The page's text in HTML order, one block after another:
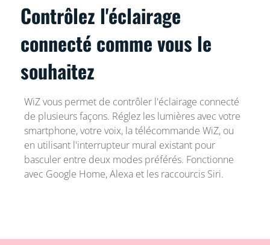
Contrôlez l'éclairage
connecté comme vous le
souhaitez
WiZ vous permet de contrôler l'éclairage connecté
de plusieurs façons. Réglez les lumières avec votre
smartphone, votre voix, la télécommande WiZ, ou
en utilisant l'interrupteur mural existant pour
basculer entre deux modes préférés. Fonctionne
avec Google Home, Alexa et les raccourcis Siri.